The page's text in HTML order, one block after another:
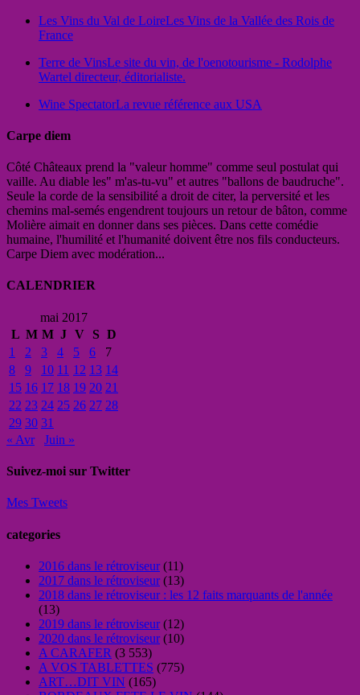
Les Vins du Val de LoireLes Vins de la Vallée des Rois de
France
Terre de VinsLe site du vin, de l'oenotourisme - Rodolphe
Wartel directeur, éditorialiste.
Wine SpectatorLa revue référence aux USA
Carpe diem
Côté Châteaux prend la "valeur homme" comme seul postulat qui
vaille. Au diable les" m'as-tu-vu" et autres "ballons de baudruche".
Seule la corde de la sensibilité a droit de citer, la perversité et les
chemins mal-semés engendrent toujours un retour de bâton, comme
Molière aimait en donner dans ses pièces. Dans cette comédie
humaine, l'humilité et l'humanité doivent être nos fils conducteurs.
Carpe Diem avec modération...
CALENDRIER
mai 2017
L M M J V S D
1
2 3 4 5 6
7
8
9 10 11 12 13 14
15 16 17 18 19 20 21
22 23 24 25 26 27 28
29 30 31
« Avr
Juin »
Suivez-moi sur Twitter
Mes Tweets
categories
2016 dans le rétroviseur(11)
2017 dans le rétroviseur(13)
2018 dans le rétroviseur : les 12 faits marquants de l'année
(13)
2019 dans le rétroviseur(12)
2020 dans le rétroviseur(10)
A CARAFER (3 553)
A VOS TABLETTES (775)
ART…DIT VIN (165)